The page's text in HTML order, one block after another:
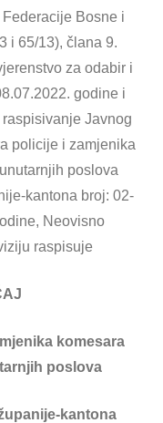
Bosne i
i 65/13), člana 9.
za odabir i
godine i
Javnog
policije i zamjenika
poslova
kantona broj: 02-
Neovisno
raspisuje
komesara
poslova
kantona